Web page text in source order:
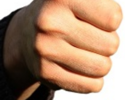
Buscar Enviar